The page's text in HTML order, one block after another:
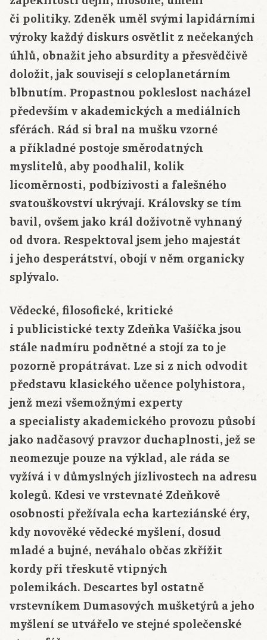
či politiky. Zdeněk uměl svými lapidárními
výroky každý diskurs osvětlit z nečekaných
úhlů, obnažit jeho absurdity a přesvědčivě
doložit, jak souvisejí s celoplanetárním
blbnutím. Propastnou pokleslost nacházel
především v akademických a mediálních
sférách. Rád si bral na mušku vzorné
a příkladné postoje směrodatných
myslitelů, aby poodhalil, kolik
licoměrnosti, podbízivosti a falešného
svatouškovství ukrývají. Královsky se tím
bavil, ovšem jako král doživotně vyhnaný
od dvora. Respektoval jsem jeho majestát
i jeho desperátství, obojí v něm organicky
splývalo.
Vědecké, filosofické, kritické
i publicistické texty ZdeňkaVašíčkajsou
stále nadmíru podnětné a stojí za to je
pozorně propátrávat. Lze si z nich odvodit
představu klasického učence polyhistora,
jenž mezi všemožnými experty
aspecialisty akademického provozu působí
jako nadčasový pravzor duchaplnosti, jež se
neomezuje pouze na výklad, ale ráda se
vyžívá i v důmyslných jízlivostech na adresu
kolegů. Kdesi ve vrstevnaté Zdeňkově
osobnosti přežívala echa karteziánské éry,
kdy novověké vědecké myšlení, dosud
mladé a bujné, neváhalo občas zkřížit
kordy při třeskutě vtipných
polemikách. Descartesbyl ostatně
vrstevníkem Dumasových mušketýrů a jeho
myšlení se utvářelo ve stejné společenské